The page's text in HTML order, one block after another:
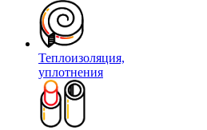
Теплоизоляция,
уплотнения